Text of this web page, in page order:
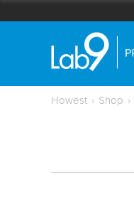
Howest › Shop ›